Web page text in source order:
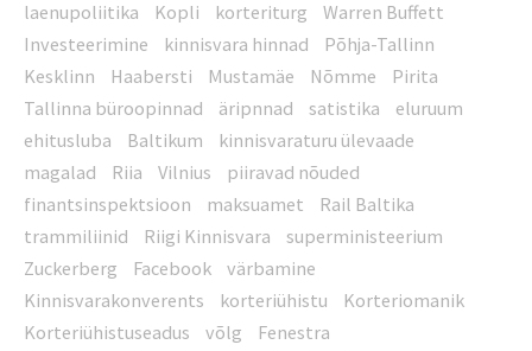
laenupoliitika
Kopli korteriturg
Warren Buffett
Investeerimine
kinnisvara hinnad
Põhja-Tallinn
Kesklinn
Haabersti Mustamäe Nõmme
Pirita
Tallinna büroopinnad
äripnnad satistika
eluruum
ehitusluba
Baltikum
kinnisvaraturu ülevaade
magalad
Riia Vilnius
piiravad nõuded
finantsinspektsioon
maksuamet
Rail Baltika
trammiliinid
Riigi Kinnisvara
superministeerium
Zuckerberg
Facebook
värbamine
Kinnisvarakonverents
korteriühistu
Korteriomanik
Korteriühistuseadus
võlg
Fenestra